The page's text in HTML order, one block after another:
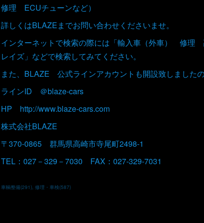
修理 ECUチューンなど）
詳しくはBLAZEまでお問い合わせくださいませ。
インターネットで検索の際には「輸入車（外車）
レイズ」などで検索してみてください。
また、BLAZE 公式ラインアカウントも開設致しました
ラインID ＠blaze-cars
HP http://www.blaze-cars.com
株式会社BLAZE
〒370-0865 群馬県高崎市寺尾町2498-1
TEL：027－329－7030 FAX：027-329-7031
車輌整備(291) 修理・車検(587)